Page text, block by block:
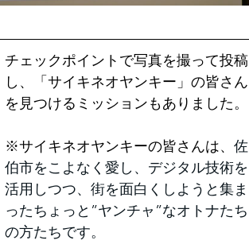
チェックポイントで写真を撮って投稿
し、「サイキネオヤンキー」の皆さん
を見つけるミッションもありました。
※サイキネオヤンキーの皆さんは、 佐
伯市をこよなく愛し、デジタル技術を
活用しつつ、街を面白くしようと集ま
ったちょっと”ヤンチャ”なオトナたち
の方たちです。